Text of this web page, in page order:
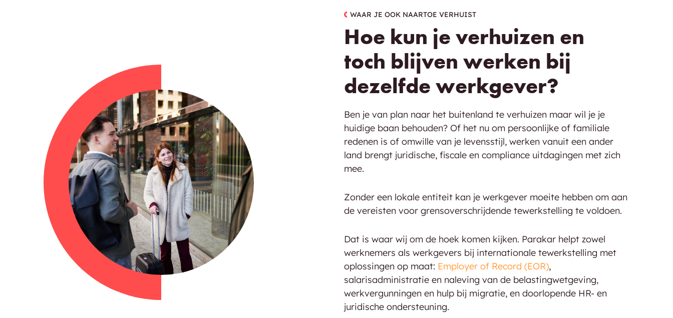
WAAR JE OOK NAARTOE VERHUIST
Hoe kun je verhuizen en
toch blijven werken bij
dezelfde werkgever?
Ben je van plan naar het buitenland te verhuizen maar wil je je
huidige baan behouden? Of het nu om persoonlijke of familiale
redenen is of omwille van je levensstijl, werken vanuit een ander
land brengt juridische, fiscale en compliance uitdagingen met zich
mee.
Zonder een lokale entiteit kan je werkgever moeite hebben om aan
de vereisten voor grensoverschrijdende tewerkstelling te voldoen.
Dat is waar wij om de hoek komen kijken. Parakar helpt zowel
werknemers als werkgevers bij internationale tewerkstelling met
oplossingen op maat: Employer of Record (EOR),
salarisadministratie en naleving van de belastingwetgeving,
werkvergunningen en hulp bij migratie, en doorlopende HR- en
juridische ondersteuning.